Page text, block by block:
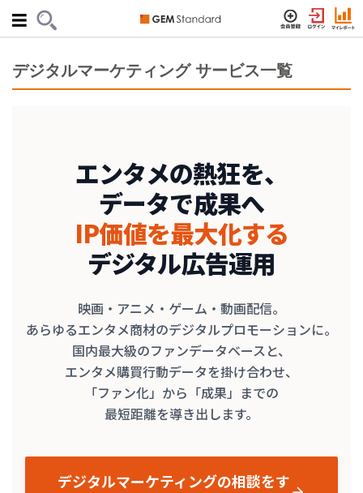
デジタルマーケティング サービス一覧